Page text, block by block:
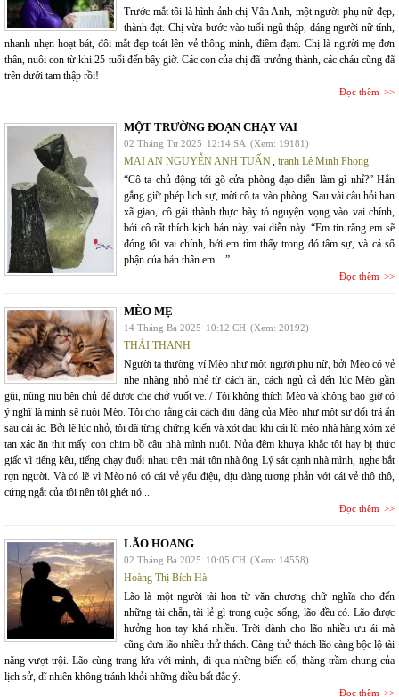
Trước mắt tôi là hình ảnh chị Vân Anh, một người phụ nữ đẹp,
thành đạt. Chị vừa bước vào tuổi ngũ thập, dáng người nữ tính,
nhanh nhẹn hoạt bát, đôi mắt đẹp toát lên vẻ thông minh, điềm đạm. Chị là người mẹ đơn
thân, nuôi con từ khi 25 tuổi đến bây giờ. Các con của chị đã trưởng thành, các cháu cũng đã
trên dưới tam thập rồi!
Đọc thêm
MỘT TRƯỜNG ĐOẠN CHẠY VAI
02 Tháng Tư 2025 12:14 SA (Xem: 19181)
MAI AN NGUYỄN ANH TUẤN, tranh Lê Minh Phong
“Cô ta chủ động tới gõ cửa phòng đạo diễn làm gì nhỉ?” Hắn
gắng giữ phép lịch sự, mời cô ta vào phòng. Sau vài câu hỏi han
xã giao, cô gái thành thực bày tỏ nguyện vọng vào vai chính,
bởi cô rất thích kịch bản này, vai diễn này. “Em tin rằng em sẽ
đóng tốt vai chính, bởi em tìm thấy trong đó tâm sự, và cả số
phận của bản thân em…”.
Đọc thêm
MÈO MẸ
14 Tháng Ba 2025 10:12 CH (Xem: 20192)
THÁI THANH
Người ta thường ví Mèo như một người phụ nữ, bởi Mèo có vẻ
nhẹ nhàng nhỏ nhẻ từ cách ăn, cách ngủ cả đến lúc Mèo gần
gũi, nũng nịu bên chủ để được che chở vuốt ve. / Tôi không thích Mèo và không bao giờ có
ý nghĩ là mình sẽ nuôi Mèo. Tôi cho rằng cái cách dịu dàng của Mèo như một sự dối trá ẩn
sau cái ác. Bởi lẽ lúc nhỏ, tôi đã từng chứng kiến và xót đau khi cái lũ mèo nhà hàng xóm xé
tan xác ăn thịt mấy con chim bồ câu nhà mình nuôi. Nửa đêm khuya khắc tôi hay bị thức
giấc vì tiếng kêu, tiếng chạy đuổi nhau trên mái tôn nhà ông Lý sát cạnh nhà mình, nghe bắt
rợn người. Và có lẽ vì Mèo nó có cái vẻ yểu điệu, dịu dàng tương phản với cái vẻ thô thô,
cứng ngắt của tôi nên tôi ghét nó...
Đọc thêm
LÃO HOANG
02 Tháng Ba 2025 10:05 CH (Xem: 14558)
Hoàng Thị Bích Hà
Lão là một người tài hoa từ văn chương chữ nghĩa cho đến
những tài chẵn, tài lẻ gì trong cuộc sống, lão đều có. Lão được
hưởng hoa tay khá nhiều. Trời dành cho lão nhiều ưu ái mà
cũng đưa lão nhiều thử thách. Càng thử thách lão càng bộc lộ tài
năng vượt trội. Lão cùng trang lứa với mình, đi qua những biến cố, thăng trầm chung của
lịch sử, dĩ nhiên không tránh khỏi những điều bất đắc ý.
Đọc thêm